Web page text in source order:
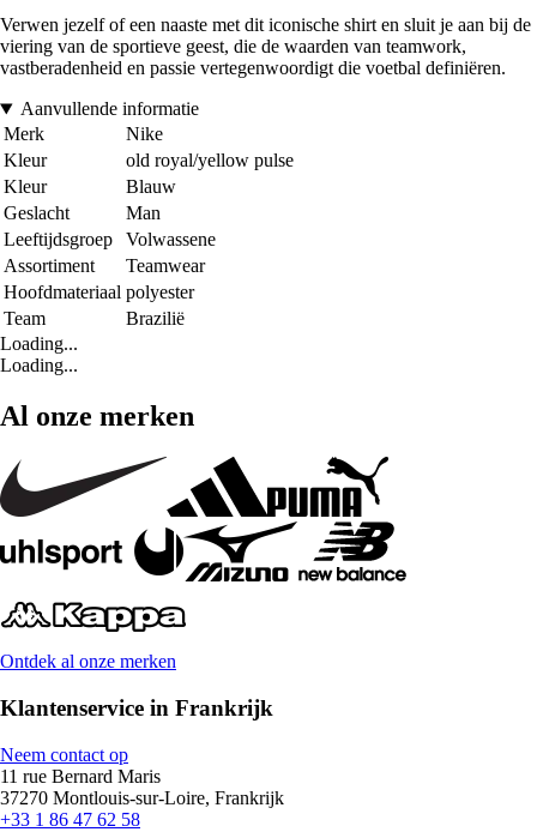
Verwen jezelf of een naaste met dit iconische shirt en sluit je aan bij de
viering van de sportieve geest, die de waarden van teamwork,
vastberadenheid en passie vertegenwoordigt die voetbal definiëren.
Aanvullende informatie
Merk
Nike
Kleur
old royal/yellow pulse
Kleur
Blauw
Geslacht
Man
Leeftijdsgroep
Volwassene
Assortiment
Teamwear
Hoofdmateriaal polyester
Team
Brazilië
Loading...
Loading...
Al onze merken
Ontdek al onze merken
Klantenservice in Frankrijk
Neem contact op
11 rue Bernard Maris
37270 Montlouis-sur-Loire, Frankrijk
+33 1 86 47 62 58